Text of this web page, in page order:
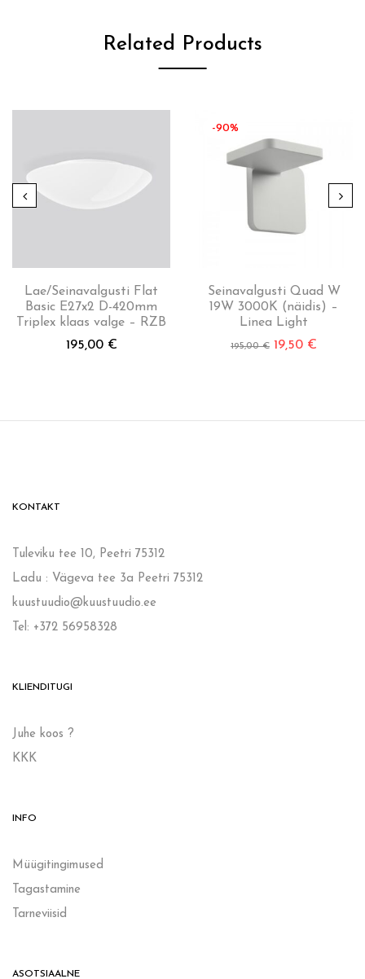
Related Products
Lae/Seinavalgusti Flat
Basic E27x2 D-420mm
Triplex klaas valge – RZB
195,00 €
-90%
Seinavalgusti Quad W
19W 3000K (näidis) –
Linea Light
195,00€ 19,50 €
KONTAKT
Tuleviku tee 10, Peetri 75312
Ladu : Vägeva tee 3a Peetri 75312
kuustuudio@kuustuudio.ee
Tel: +372 56958328
KLIENDITUGI
Juhe koos ?
KKK
INFO
Müügitingimused
Tagastamine
Tarneviisid
ASOTSIAALNE